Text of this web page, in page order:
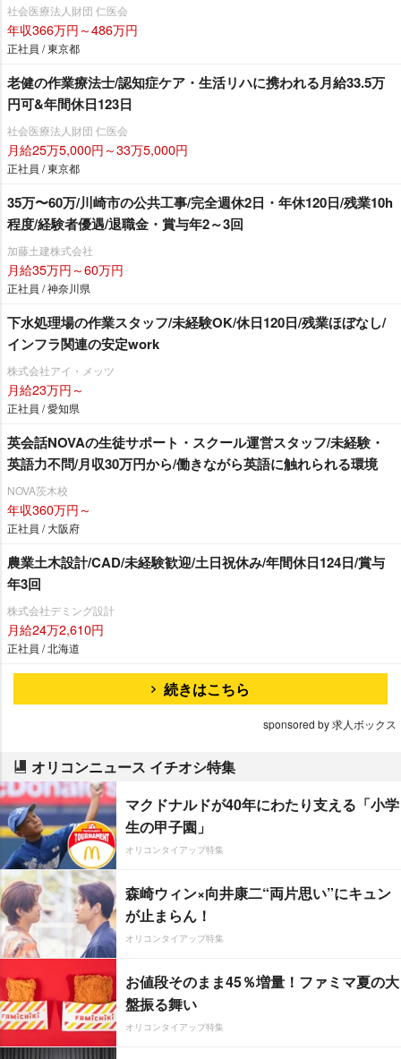
社会医療法人財団 仁医会
年収366万円～486万円
正社員 / 東京都
老健の作業療法士/認知症ケア・生活リハに携われる月給33.5万
円可&年間休日123日
社会医療法人財団 仁医会
月給25万5,000円～33万5,000円
正社員 / 東京都
35万〜60万/川崎市の公共工事/完全週休2日・年休120日/残業10h
程度/経験者優遇/退職金・賞与年2～3回
加藤土建株式会社
月給35万円～60万円
正社員 / 神奈川県
下水処理場の作業スタッフ/未経験OK/休日120日/残業ほぼなし/
インフラ関連の安定work
株式会社アイ・メッツ
月給23万円～
正社員 / 愛知県
英会話NOVAの生徒サポート・スクール運営スタッフ/未経験・
英語力不問/月収30万円から/働きながら英語に触れられる環境
NOVA茨木校
年収360万円～
正社員 / 大阪府
農業土木設計/CAD/未経験歓迎/土日祝休み/年間休日124日/賞与
年3回
株式会社デミング設計
月給24万2,610円
正社員 / 北海道
続きはこちら
sponsored by 求人ボックス
オリコンニュース イチオシ特集
マクドナルドが40年にわたり支える「小学
生の甲子園」
オリコンタイアップ特集
森崎ウィン×向井康二“両片思い”にキュン
が止まらん！
オリコンタイアップ特集
お値段そのまま45％増量！ファミマ夏の大
盤振る舞い
オリコンタイアップ特集